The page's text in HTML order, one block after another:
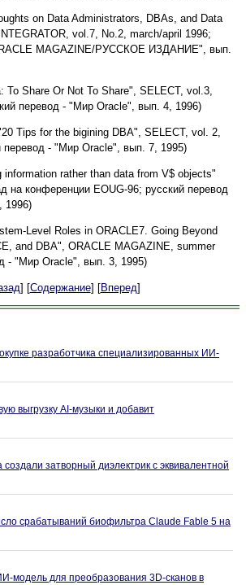
on Data Administrators, DBAs, and Data
vol.7, No.2, march/april 1996;
MAGAZINE/РУССКОЕ ИЗДАНИЕ", вып.
To Share Or Not To Share", SELECT, vol.3,
перевод - "Мир Oracle", вып. 4, 1996)
Tips for the bigining DBA", SELECT, vol. 2,
перевод - "Мир Oracle", вып. 7, 1995)
rather than data from V$ objects"
на конференции EOUG-96; русский перевод
1996)
Level Roles in ORACLE7. Going Beyond
and DBA", ORACLE MAGAZINE, summer
- "Мир Oracle", вып. 3, 1995)
] [Содержание] [Вперед]
разработчика специализированных ИИ-
выгрузку AI-музыки и добавит
затворный диэлектрик с эквивалентной
срабатываний биофильтра Claude Fable 5 на
модель для преобразования 3D-сканов в